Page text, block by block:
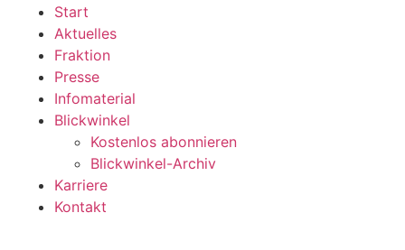
Start
Aktuelles
Fraktion
Presse
Infomaterial
Blickwinkel
Kostenlos abonnieren
Blickwinkel-Archiv
Karriere
Kontakt